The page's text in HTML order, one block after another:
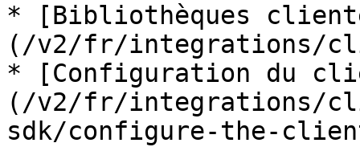
* [Bibliothèques
(/v2/fr/integrations/
* [Configuration du
(/v2/fr/integrations/
sdk/configure-the-